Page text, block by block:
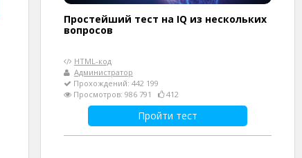
Простейший тест на IQ из нескольких
вопросов
HTML-код
Администратор
Прохождений: 442 199
Просмотров: 986 791
412
Пройти тест